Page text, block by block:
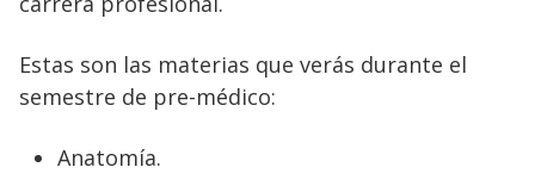
Estas son las materias que verás durante el
semestre de pre-médico:
Anatomía.